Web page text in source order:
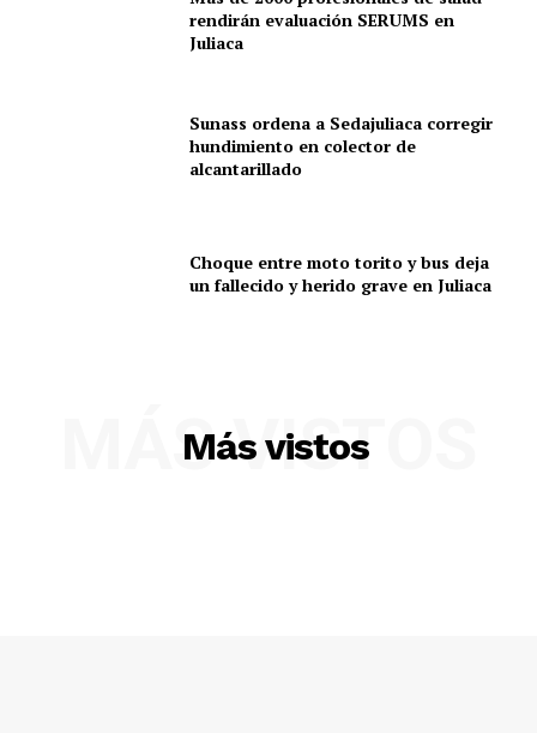
rendirán evaluación SERUMS en
Juliaca
Sunass ordena a Sedajuliaca corregir
hundimiento en colector de
alcantarillado
Choque entre moto torito y bus deja
un fallecido y herido grave en Juliaca
Más vistos
MÁS VISTOS